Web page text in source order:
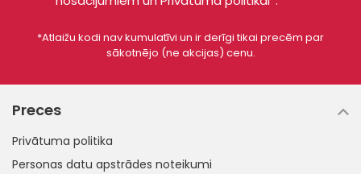
*Atlaižu kodi nav kumulatīvi un ir derīgi tikai precēm par
sākotnējo (ne akcijas) cenu.
Preces
Privātuma politika
Personas datu apstrādes noteikumi